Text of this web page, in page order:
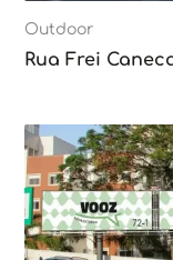
Outdoor
Rua Frei